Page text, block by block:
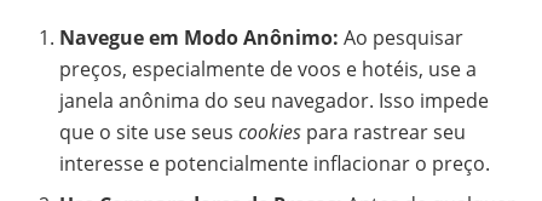
Navegue em Modo Anônimo: Ao pesquisar
preços, especialmente de voos e hotéis, use a
janela anônima do seu navegador. Isso impede
que o site use seuscookies para rastrear seu
interesse e potencialmente inflacionar o preço.